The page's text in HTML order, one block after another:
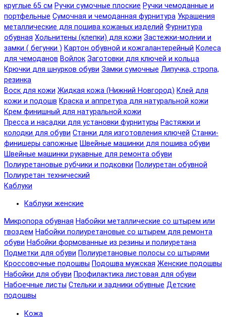
круглые 65 см Ручки сумочные плоские Ручки чемоданные и
портфельные Сумочная и чемоданная фурнитура Украшения
металлические для пошива кожаных изделий Фурнитура
обувная Хольнитены (клепки) для кожи Застежки-молнии и
замки ( бегунки ) Картон обувной и кожгалантерейный Колеса
для чемоданов Войлок Заготовки для ключей и кольца
Крючки для шнурков обуви Замки сумочные Липучка, стропа,
резинка
Воск для кожи Жидкая кожа (Нижний Новгород) Клей для
кожи и подошв Краска и аппретура для натуральной кожи
Крем финишный для натуральной кожи
Пресса и насадки для установки фурнитуры Растяжки и
колодки для обуви Станки для изготовления ключей Станки-
финишеры сапожные Швейные машинки для пошива обуви
Швейные машинки рукавные для ремонта обуви
Полиуретановые рубчики и подковки Полиуретан обувной
Полиуретан технический
Каблуки
Каблуки женские
Микропора обувная Набойки металлические со штырем или
гвоздем Набойки полиуретановые со штырем для ремонта
обуви Набойки формованные из резины и полиуретана
Подметки для обуви Полиуретановые полосы со штырями
Кроссовочные подошвы Подошва мужская Женские подошвы
Набойки для обуви Профилактика листовая для обуви
Набоечные листы Стельки и задники обувные Детские
подошвы
Кожа